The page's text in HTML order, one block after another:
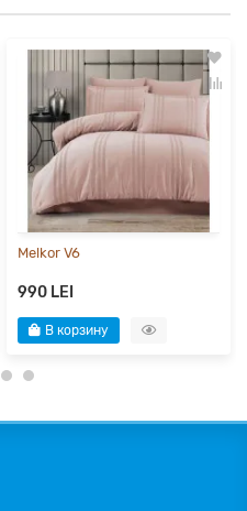
Melkor V6
990 LEI
В корзину